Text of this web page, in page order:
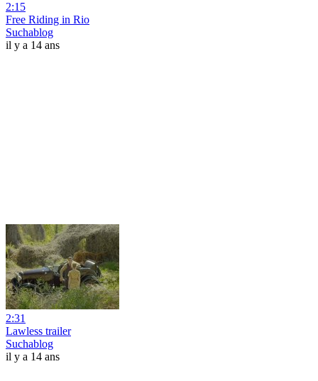
2:15
Free Riding in Rio
Suchablog
il y a 14 ans
2:31
Lawless trailer
Suchablog
il y a 14 ans